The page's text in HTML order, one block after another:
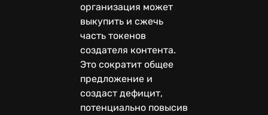
организация может
выкупить и сжечь
часть токенов
создателя контента.
Это сократит общее
предложение и
создаст дефицит,
потенциально повысив